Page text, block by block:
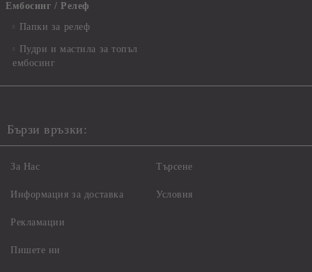
Ембосинг / Релеф
Папки за релеф
Пудри и мастила за топъл
ембосинг
Бързи връзки:
За Нас
Информация за доставка
Рекламации
Пишете ни
Търсене
Условия